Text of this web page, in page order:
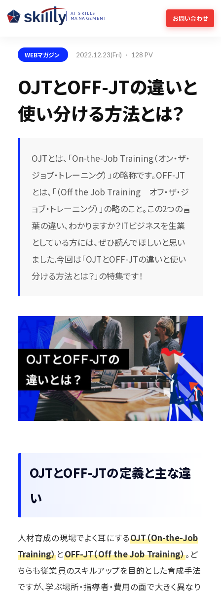
AI SKILLS
MANAGEMENT
お問い合わせ
WEBマガジン 2022.12.23(Fri) ・ 128 PV
OJTとOFF-JTの違いと
使い分ける方法とは？
OJTとは、「On-the-Job Training（オン・ザ・
ジョブ・トレーニング）」の略称です。OFF-JT
とは、「（Off the Job Training オフ・ザ・ジ
ョブ・トレーニング）」の略のこと。この2つの言
葉の違い、わかりますか？ITビジネスを生業
としている方には、ぜひ読んでほしいと思い
ました.今回は「OJTとOFF-JTの違いと使い
分ける方法とは？」の特集です！
OJTとOFF-JTの定義と主な違
い
人材育成の現場でよく耳にするOJT（On-the-Job
Training）とOFF-JT（Off the Job Training）。ど
ちらも従業員のスキルアップを目的とした育成手法
ですが、学ぶ場所・指導者・費用の面で大きく異なり